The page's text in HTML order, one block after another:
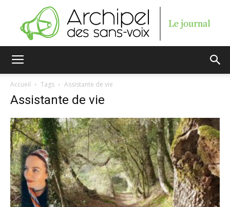
sans-
voix
Accueil Tags Assistante de vie
Assistante de vie